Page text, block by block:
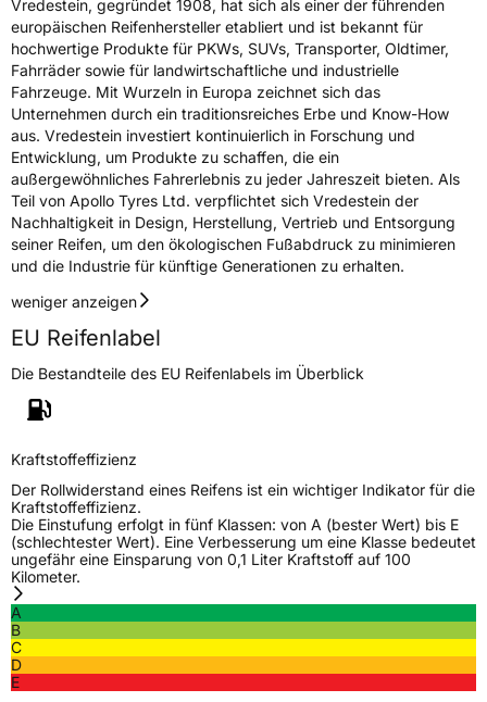
Vredestein, gegründet 1908, hat sich als einer der führenden
europäischen Reifenhersteller etabliert und ist bekannt für
hochwertige Produkte für PKWs, SUVs, Transporter, Oldtimer,
Fahrräder sowie für landwirtschaftliche und industrielle
Fahrzeuge. Mit Wurzeln in Europa zeichnet sich das
Unternehmen durch ein traditionsreiches Erbe und Know-How
aus. Vredestein investiert kontinuierlich in Forschung und
Entwicklung, um Produkte zu schaffen, die ein
außergewöhnliches Fahrerlebnis zu jeder Jahreszeit bieten. Als
Teil von Apollo Tyres Ltd. verpflichtet sich Vredestein der
Nachhaltigkeit in Design, Herstellung, Vertrieb und Entsorgung
seiner Reifen, um den ökologischen Fußabdruck zu minimieren
und die Industrie für künftige Generationen zu erhalten.
weniger anzeigen
EU Reifenlabel
Die Bestandteile des EU Reifenlabels im Überblick
Kraftstoffeffizienz
Der Rollwiderstand eines Reifens ist ein wichtiger Indikator für die
Kraftstoffeffizienz.
Die Einstufung erfolgt in fünf Klassen: von A (bester Wert) bis E
(schlechtester Wert). Eine Verbesserung um eine Klasse bedeutet
ungefähr eine Einsparung von 0,1 Liter Kraftstoff auf 100
Kilometer.
A
B
C
D
E